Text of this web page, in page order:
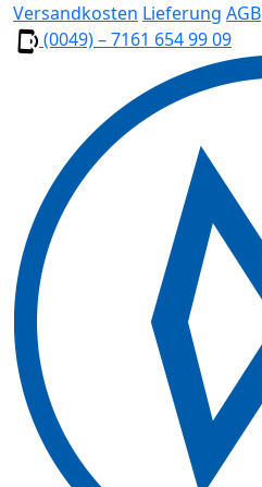
Versandkosten Lieferung AGB
(0049) – 7161 654 99 09